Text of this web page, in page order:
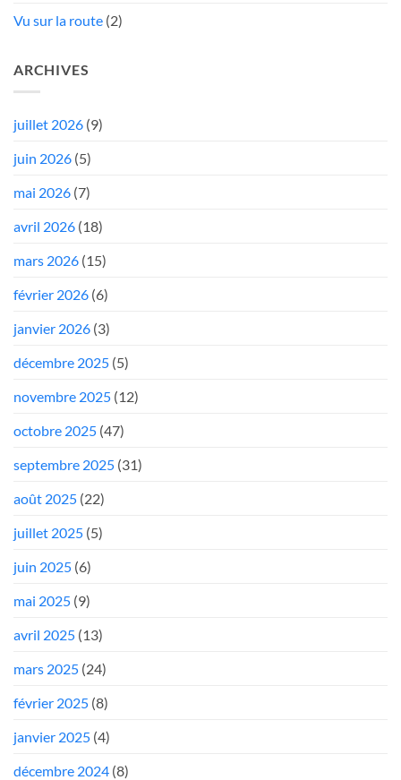
Vu sur la route (2)
ARCHIVES
juillet 2026 (9)
juin 2026 (5)
mai 2026 (7)
avril 2026 (18)
mars 2026 (15)
février 2026 (6)
janvier 2026 (3)
décembre 2025 (5)
novembre 2025 (12)
octobre 2025 (47)
septembre 2025 (31)
août 2025 (22)
juillet 2025 (5)
juin 2025 (6)
mai 2025 (9)
avril 2025 (13)
mars 2025 (24)
février 2025 (8)
janvier 2025 (4)
décembre 2024 (8)